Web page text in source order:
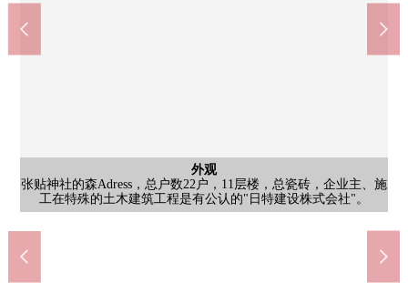
外观
张贴神社的森Adress，总户数22户，11层楼，总瓷砖，企业主、施
工在特殊的土木建筑工程是有公认的"日特建设株式会社"。
客厅
来自东南以及西南的亮的阳光把约15.0张塌塌米客厅·餐厅插进
去，是风景、采光、通风的三拍子准备齐全的舒服的空间。
收纳
被同层完全具备各家庭专用的约3.0张塌塌米多用途储藏室。有换
气除湿功能，衣架管子，架板，并且作为有钥匙的大容量收纳放
心，能利用。
洗脸
盥洗台是双盆式样。被坐在上设立蒸汽室大人2名的空间。对装修
材，采用导热率的低的阿拉斯加丝柏，可的能简单，并且进行温
度设定能用一个开关用陶瓷器加热器享受反复浴。
收纳
在厨房地板下边收纳，采用拥有冷冻、冷藏功能的地板下边储藏
室。根据用途可以转换，并且是把在食材的存货以及保存视为好
东西的设备。
收纳
在日式房间的地板下边(畳1张分)备有能用按一个按钮开关的自动
开闭式地板下边收纳。季节用品便于各种各样的用途的收藏。
阳台
西南方向的风景从客厅·餐厅从阳台可以享用代表札幌市内的群山
的美丽的棱线。一边切身感到四季的变化，一边可以度过富裕的
一年。
阳台
阳台正确保wide span以及有纵深的空白，在多用途尽管是愉快，
但是可以使用景观。※当利用的时候有管理规章。
客厅
客厅·餐厅正和约6.0张塌塌米日式房间邻接，因为打开拉门所以能
使空间成为一体。作为约21张塌塌米宽敞的开放性的空间，根据
用途灵活可以使用。
客厅
对餐厅天花板部分，正确保天花板背后存储空间，日用品的收纳
以及装饰品的显示器根据用途广泛地可以使用。
厨房
设立组合厨房上部的吊戸棚和设备的碗橱，正确保有统一感觉的
丰富的存储空间。正采用从门口一侧走廊，也容易来来去去的
2WAY流迹线，是也被对家务流迹线考虑的设计。
公共汽车
整体卫浴是有舒适的1418尺寸。不仅自动热水张、再加热功能而
且，也具有浴室暖气烘干机，舒适地可以使用。
厕所
厕所是温水便座、暖气班次座次。具有壁面镜子，便于日用品以
及打扫用具的收藏的存储空间丰富。
室内
日式房间(约6.0张塌塌米)存储空间充实，换衣服，也便于季节用
品的清理。也可以从西南一侧的窗到阳台的出入，并且是有开放
感觉的空间。
室内
日式房间(约6.0张塌塌米)存储空间充实，换衣服，也便于季节用
品的清理。也可以从西南一侧的窗到阳台的出入，并且是有开放
感觉的空间。
室内
西式房间(约7.5张塌塌米)不仅东北一侧的老虎窗柜台而且是也把
窗配置在东南一侧的两面派采光的房间。是早晨的光把在明亮和
通风性之前插进去的醒过来的好的居室。
收纳
正在西式房间(约7.5张塌塌米)设立拥有上部吊戸棚的系统壁橱，
能和感觉清醒收藏衣服以及小东西类。
室内
在西式房间(约5.0张塌塌米)，在东北一侧设置老虎窗柜台在壁面
上部吊戸棚設keteorimasu。在收纳力之前，有效地可以使用居室空
间。
室内
在西式房间(约5.0张塌塌米)，在东北一侧设置老虎窗柜台，正在
壁面设立上部吊戸棚以及设备收纳搁板。在收纳力之前，有效地
可以使用居室空间。
室内
在西式房间(约5.6张塌塌米)，正在东北一侧设置老虎窗柜台，宽
大的壁橱。
室内
在走廊部分在西式房间之间之间安置壁龛。因为装饰装饰品或者
Art所以能在空间加上重音。
门口
在门口，可以鞋櫃，收纳等的多种多样的收藏。是有纵深的大的
门口周围。
入口
种植和写被计划性地在入口路径上绣上，是让感到安定和稳重的
感的优质的门姿态。设立也考虑婴儿车以及轮椅的斜面，也在无
障碍性杰出。
停车场
停车场全区划平放(室内，室外)。(有尺寸限制)在用地里完全具备
road加热，也被考虑降雪时的便利性。不仅轮胎框的设置而且，来
客用专用的停车场也被确保。
幸运的山旁边商店(约380m)
步行5分钟
3条TSURUHA药品神社的森店(约270m)
步行4分钟
3条全家便利店札幌神社的森店(约210m)
步行3分钟
4条7-Eleven札幌神社的森店(约400m)
步行5分钟
神社的森公园(约370m)
步行5分钟
札幌神社的森邮局(约790m)
步行10分钟
北海道银行神社的森个人店(约300m)
步行4分钟
札幌市立神社的森小学(约260m)
步行4分钟
札幌市立向陵中学校(约1020m)
步行13分钟